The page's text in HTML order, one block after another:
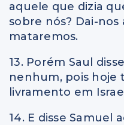
aquele que dizia
sobre nós? Dai-
mataremos.
13. Porém Saul
nenhum, pois hoje
livramento em
14. E disse Samuel